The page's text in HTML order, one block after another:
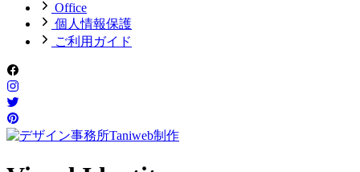
Office
個人情報保護
ご利用ガイド
to